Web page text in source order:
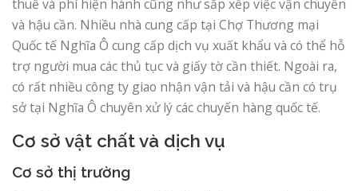
thuế và phí hiện hành cũng như sắp xếp việc vận chuyển
và hậu cần. Nhiều nhà cung cấp tại Chợ Thương mại
Quốc tế Nghĩa Ô cung cấp dịch vụ xuất khẩu và có thể hỗ
trợ người mua các thủ tục và giấy tờ cần thiết. Ngoài ra,
có rất nhiều công ty giao nhận vận tải và hậu cần có trụ
sở tại Nghĩa Ô chuyên xử lý các chuyến hàng quốc tế.
Cơ sở vật chất và dịch vụ
Cơ sở thị trường